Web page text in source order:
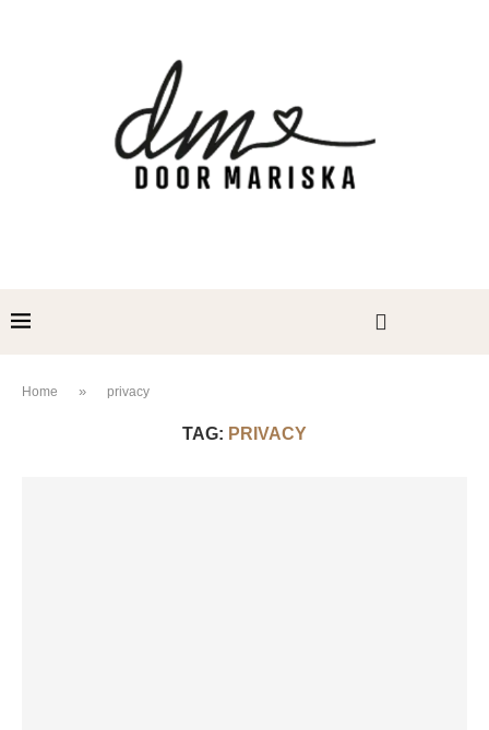
Home » privacy
TAG: PRIVACY